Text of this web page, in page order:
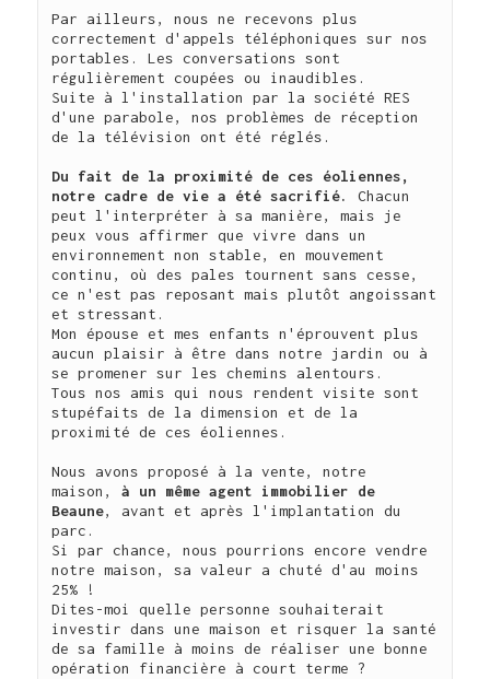
Par ailleurs, nous ne recevons plus
correctement d'appels téléphoniques sur nos
portables. Les conversations sont
régulièrement coupées ou inaudibles.
Suite à l'installation par la société RES
d'une parabole, nos problèmes de réception
de la télévision ont été réglés.
Du fait de la proximité de ces éoliennes,
notre cadre de vie a été sacrifié. Chacun
peut l'interpréter à sa manière, mais je
peux vous affirmer que vivre dans un
environnement non stable, en mouvement
continu, où des pales tournent sans cesse,
ce n'est pas reposant mais plutôt angoissant
et stressant.
Mon épouse et mes enfants n'éprouvent plus
aucun plaisir à être dans notre jardin ou à
se promener sur les chemins alentours.
Tous nos amis qui nous rendent visite sont
stupéfaits de la dimension et de la
proximité de ces éoliennes.
Nous avons proposé à la vente, notre
maison, à un même agent immobilier de
Beaune, avant et après l'implantation du
parc.
Si par chance, nous pourrions encore vendre
notre maison, sa valeur a chuté d'au moins
25% !
Dites-moi quelle personne souhaiterait
investir dans une maison et risquer la santé
de sa famille à moins de réaliser une bonne
opération financière à court terme ?